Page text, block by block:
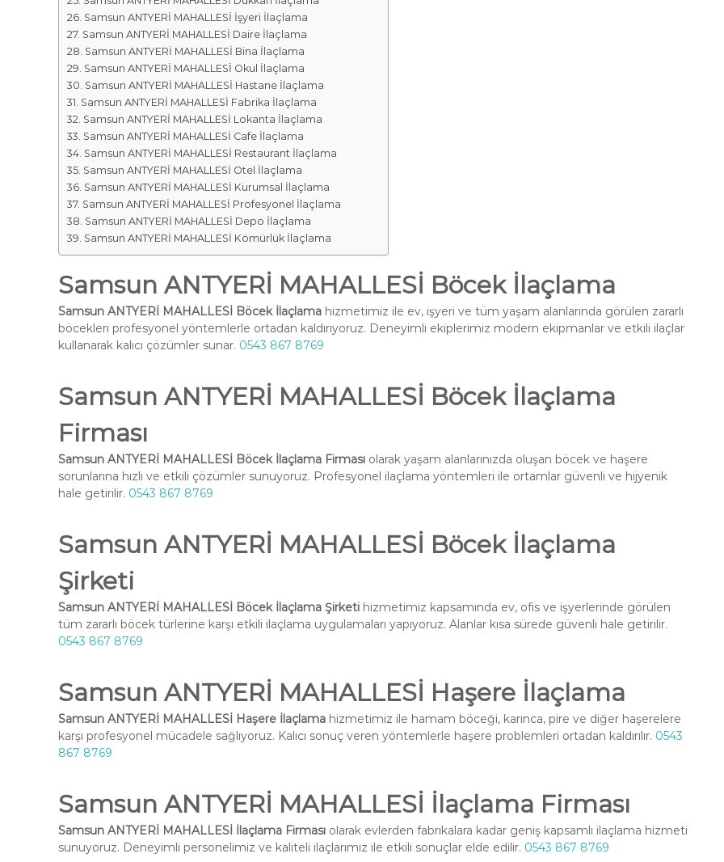
Samsun ANTYERİ MAHALLESİ İşyeri İlaçlama
Samsun ANTYERİ MAHALLESİ Daire İlaçlama
Samsun ANTYERİ MAHALLESİ Bina İlaçlama
Samsun ANTYERİ MAHALLESİ Okul İlaçlama
Samsun ANTYERİ MAHALLESİ Hastane İlaçlama
Samsun ANTYERİ MAHALLESİ Fabrika İlaçlama
Samsun ANTYERİ MAHALLESİ Lokanta İlaçlama
Samsun ANTYERİ MAHALLESİ Cafe İlaçlama
Samsun ANTYERİ MAHALLESİ Restaurant İlaçlama
Samsun ANTYERİ MAHALLESİ Otel İlaçlama
Samsun ANTYERİ MAHALLESİ Kurumsal İlaçlama
Samsun ANTYERİ MAHALLESİ Profesyonel İlaçlama
Samsun ANTYERİ MAHALLESİ Depo İlaçlama
Samsun ANTYERİ MAHALLESİ Kömürlük İlaçlama
Samsun ANTYERİ MAHALLESİ Böcek İlaçlama
Samsun ANTYERİ MAHALLESİ Böcek İlaçlama hizmetimiz ile ev, işyeri ve tüm yaşam alanlarında görülen zararlı
böcekleri profesyonel yöntemlerle ortadan kaldırıyoruz. Deneyimli ekiplerimiz modern ekipmanlar ve etkili ilaçlar
kullanarak kalıcı çözümler sunar. 0543 867 8769
Samsun ANTYERİ MAHALLESİ Böcek İlaçlama
Firması
Samsun ANTYERİ MAHALLESİ Böcek İlaçlama Firması olarak yaşam alanlarınızda oluşan böcek ve haşere
sorunlarına hızlı ve etkili çözümler sunuyoruz. Profesyonel ilaçlama yöntemleri ile ortamlar güvenli ve hijyenik
hale getirilir. 0543 867 8769
Samsun ANTYERİ MAHALLESİ Böcek İlaçlama
Şirketi
Samsun ANTYERİ MAHALLESİ Böcek İlaçlama Şirketi hizmetimiz kapsamında ev, ofis ve işyerlerinde görülen
tüm zararlı böcek türlerine karşı etkili ilaçlama uygulamaları yapıyoruz. Alanlar kısa sürede güvenli hale getirilir.
0543 867 8769
Samsun ANTYERİ MAHALLESİ Haşere İlaçlama
Samsun ANTYERİ MAHALLESİ Haşere İlaçlama hizmetimiz ile hamam böceği, karınca, pire ve diğer haşerelere
karşı profesyonel mücadele sağlıyoruz. Kalıcı sonuç veren yöntemlerle haşere problemleri ortadan kaldırılır. 0543
867 8769
Samsun ANTYERİ MAHALLESİ İlaçlama Firması
Samsun ANTYERİ MAHALLESİ İlaçlama Firması olarak evlerden fabrikalara kadar geniş kapsamlı ilaçlama hizmeti
sunuyoruz. Deneyimli personelimiz ve kaliteli ilaçlarımız ile etkili sonuçlar elde edilir. 0543 867 8769